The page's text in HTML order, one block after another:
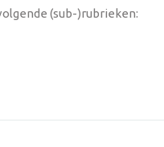
(sub-)rubrieken: